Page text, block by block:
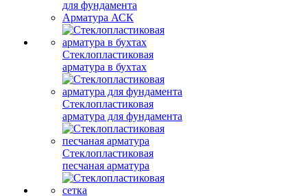
для фундамента
Арматура АСК
Стеклопластиковая
арматура в бухтах
Стеклопластиковая
арматура для фундамента
Стеклопластиковая
песчаная арматура